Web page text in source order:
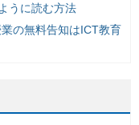
うに読む方法
の無料告知はICT教育